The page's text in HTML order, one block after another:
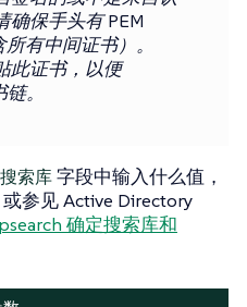
确保手头有 PEM
有中间证书）。
此证书，以便
。
搜索库字段中输入什么值，
参见 Active Directory
确定搜索库和